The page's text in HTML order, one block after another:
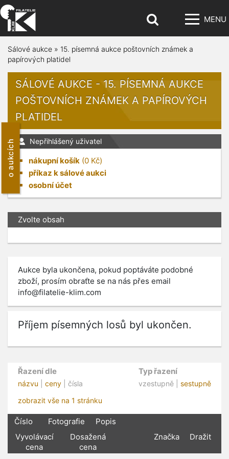
MENU
o aukcích
Sálové aukce » 15. písemná aukce poštovních známek a
papírových platidel
SÁLOVÉ AUKCE - 15. PÍSEMNÁ AUKCE
POŠTOVNÍCH ZNÁMEK A PAPÍROVÝCH
PLATIDEL
Nepřihlášený uživatel
nákupní košík (0 Kč)
příkaz k sálové aukci
osobní účet
Zvolte obsah
Aukce byla ukončena, pokud poptáváte podobné
zboží, prosím obraťte se na nás přes email
info@filatelie-klim.com
Příjem písemných losů byl ukončen.
Řazení dle
názvu ceny | čísla
Typ řazení
vzestupně | sestupně
zobrazit vše na 1 stránku
Číslo Fotografie
Popis
Vyvolávací
cena
Dosažená
cena
Značka Dražit